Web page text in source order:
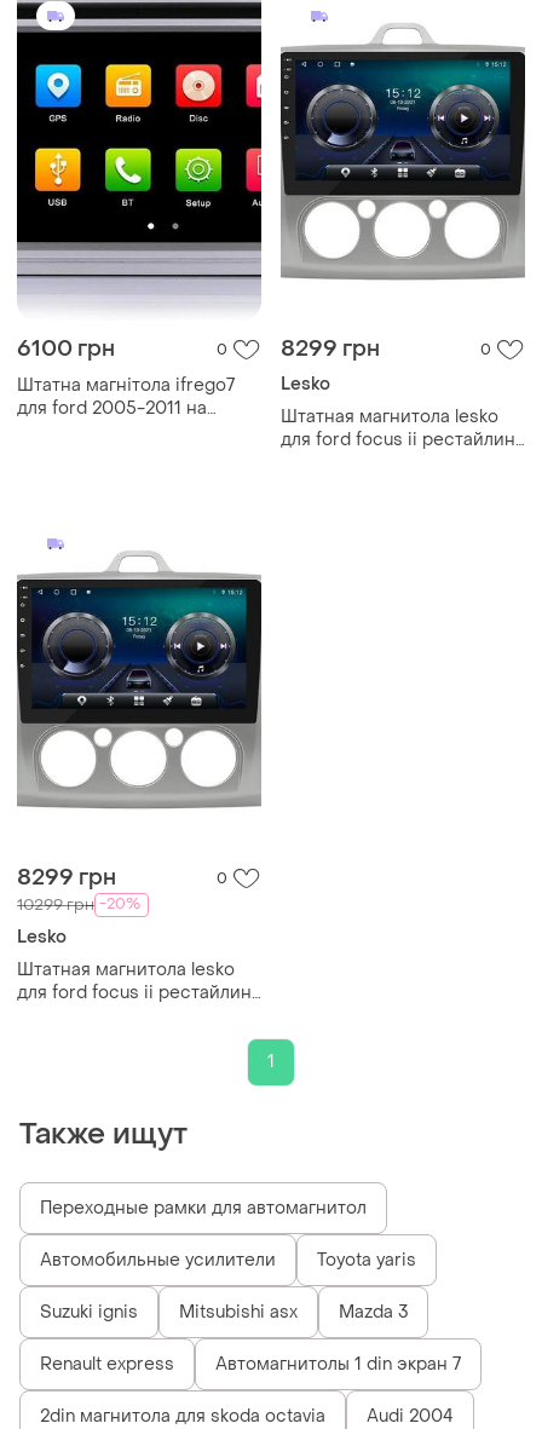
6100 грн 0
Штатна магнітола ifrego7
для ford 2005-2011 на
8299 грн 0
Lesko
Штатная магнитола lesko
для ford focus ii рестайлинг
8299 грн 0
10299 грн -20%
Lesko
Штатная магнитола lesko
для ford focus ii рестайлинг
1
Также ищут
Переходные рамки для автомагнитол
Автомобильные усилители Toyota yaris
Suzuki ignis Mitsubishi asx Mazda 3
Renault express Автомагнитолы 1 din экран 7
2din магнитола для skoda octavia Audi 2004